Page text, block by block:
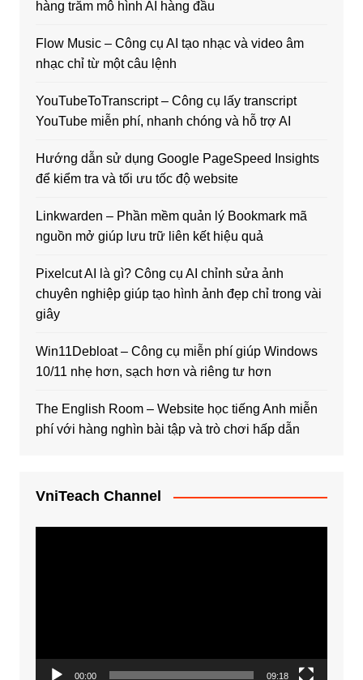
hàng trăm mô hình AI hàng đầu
Flow Music – Công cụ AI tạo nhạc và video âm
nhạc chỉ từ một câu lệnh
YouTubeToTranscript – Công cụ lấy transcript
YouTube miễn phí, nhanh chóng và hỗ trợ AI
Hướng dẫn sử dụng Google PageSpeed Insights
để kiểm tra và tối ưu tốc độ website
Linkwarden – Phần mềm quản lý Bookmark mã
nguồn mở giúp lưu trữ liên kết hiệu quả
Pixelcut AI là gì? Công cụ AI chỉnh sửa ảnh
chuyên nghiệp giúp tạo hình ảnh đẹp chỉ trong vài
giây
Win11Debloat – Công cụ miễn phí giúp Windows
10/11 nhẹ hơn, sạch hơn và riêng tư hơn
The English Room – Website học tiếng Anh miễn
phí với hàng nghìn bài tập và trò chơi hấp dẫn
VniTeach Channel
00:00 09:18